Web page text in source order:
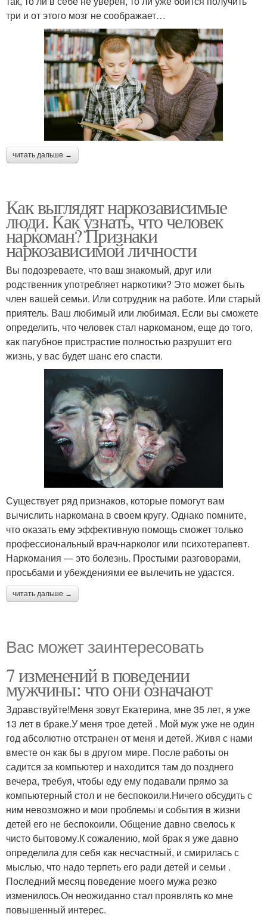
три и от этого мозг не соображает…
читать дальше →
Как выглядят наркозависимые
люди. Как узнать, что человек
наркоман? Признаки
наркозависимой личности
Вы подозреваете, что ваш знакомый, друг или
родственник употребляет наркотики? Это может быть
член вашей семьи. Или сотрудник на работе. Или старый
приятель. Ваш любимый или любимая. Если вы сможете
определить, что человек стал наркоманом, еще до того,
как пагубное пристрастие полностью разрушит его
жизнь, у вас будет шанс его спасти.
Существует ряд признаков, которые помогут вам
вычислить наркомана в своем кругу. Однако помните,
что оказать ему эффективную помощь сможет только
профессиональный врач-нарколог или психотерапевт.
Наркомания — это болезнь. Простыми разговорами,
просьбами и убеждениями ее вылечить не удастся.
читать дальше →
Вас может заинтересовать
7 изменений в поведении
мужчины: что они означают
Здравствуйте!Меня зовут Екатерина, мне 35 лет, я уже
13 лет в браке.У меня трое детей . Мой муж уже не один
год абсолютно отстранен от меня и детей. Живя с нами
вместе он как бы в другом мире. После работы он
садится за компьютер и находится там до позднего
вечера, требуя, чтобы еду ему подавали прямо за
компьютерный стол и не беспокоили.Ничего обсудить с
ним невозможно и мои проблемы и события в жизни
детей его не беспокоили. Общение давно свелось к
чисто бытовому.К сожалению, мой брак я уже давно
определила для себя как несчастный, и смирилась с
мыслью, что надо терпеть его ради детей и семьи .
Последний месяц поведение моего мужа резко
изменилось.Он неожиданно стал проявлять ко мне
повышенный интерес.